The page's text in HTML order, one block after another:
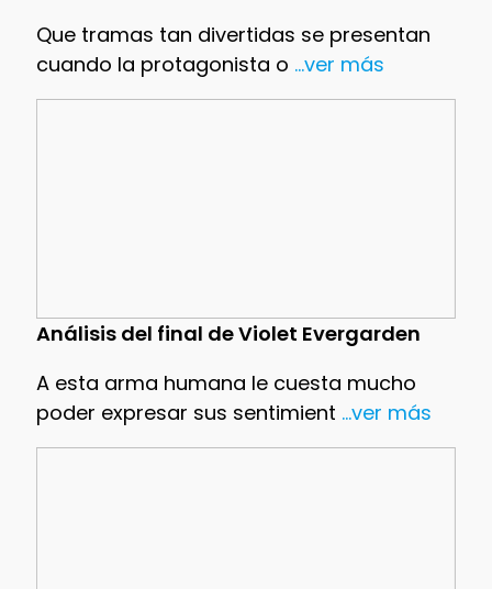
Que tramas tan divertidas se presentan
cuando la protagonista o ...ver más
Análisis del final de Violet Evergarden
A esta arma humana le cuesta mucho
poder expresar sus sentimient ...ver más